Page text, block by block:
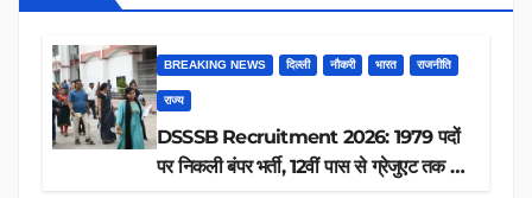
BREAKING NEWS दिल्ली नौकरी भारत राजनीति
राज्य
DSSSB Recruitment 2026: 1979 पदों
पर निकली बंपर भर्ती, 12वीं पास से ग्रेजुएट तक करें